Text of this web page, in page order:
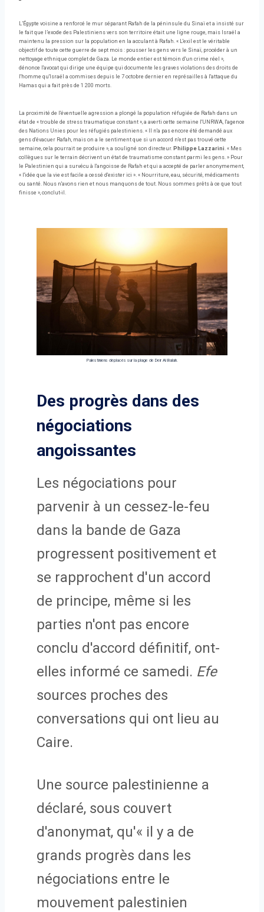
L’Égypte voisine a renforcé le mur séparant Rafah de la péninsule du Sinaï et a insisté sur
le fait que l’exode des Palestiniens vers son territoire était une ligne rouge, mais Israël a
maintenu la pression sur la population en la acculant à Rafah. « L'exil est le véritable
objectif de toute cette guerre de sept mois : pousser les gens vers le Sinaï, procéder à un
nettoyage ethnique complet de Gaza. Le monde entier est témoin d'un crime réel »,
dénonce l'avocat qui dirige une équipe qui documente les graves violations des droits de
l'homme qu'Israël a commises depuis le 7 octobre dernier en représailles à l'attaque du
Hamas qui a fait près de 1 200 morts.
La proximité de l'éventuelle agression a plongé la population réfugiée de Rafah dans un
état de « trouble de stress traumatique constant », a averti cette semaine l'UNRWA, l'agence
des Nations Unies pour les réfugiés palestiniens. « Il n'a pas encore été demandé aux
gens d'évacuer Rafah, mais on a le sentiment que si un accord n'est pas trouvé cette
semaine, cela pourrait se produire », a souligné son directeur. Philippe Lazzarini . « Mes
collègues sur le terrain décrivent un état de traumatisme constant parmi les gens. » Pour
le Palestinien qui a survécu à l'angoisse de Rafah et qui a accepté de parler anonymement,
« l'idée que la vie est facile a cessé d'exister ici ». « Nourriture, eau, sécurité, médicaments
ou santé. Nous n'avons rien et nous manquons de tout. Nous sommes prêts à ce que tout
finisse », conclut-il.
Palestiniens déplacés sur la plage de Deir Al Balah.
Des progrès dans des
négociations
angoissantes
Les négociations pour
parvenir à un cessez-le-feu
dans la bande de Gaza
progressent positivement et
se rapprochent d'un accord
de principe, même si les
parties n'ont pas encore
conclu d'accord définitif, ont-
elles informé ce samedi. Efe
sources proches des
conversations qui ont lieu au
Caire.
Une source palestinienne a
déclaré, sous couvert
d'anonymat, qu'« il y a de
grands progrès dans les
négociations entre le
mouvement palestinien